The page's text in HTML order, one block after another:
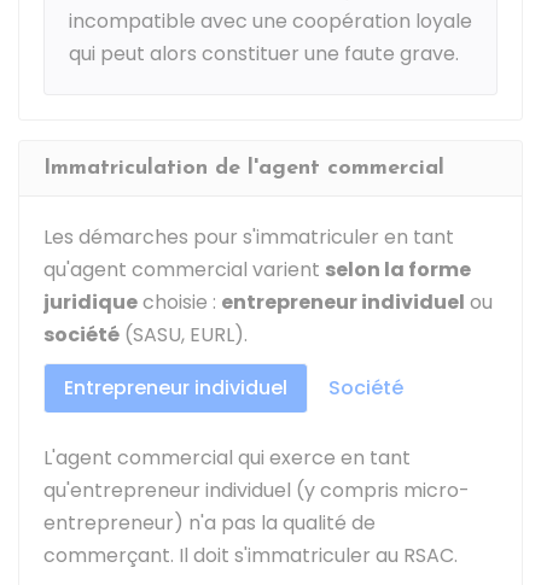
incompatible avec une coopération loyale
qui peut alors constituer une faute grave.
Immatriculation de l'agent commercial
Les démarches pour s'immatriculer en tant
qu'agent commercial varient selon la forme
juridiquechoisie : entrepreneur individuel ou
société (SASU, EURL).
Entrepreneur individuel
Société
L'agent commercial qui exerce en tant
qu'entrepreneur individuel (y compris micro-
entrepreneur) n'a pas la qualité de
commerçant. Il doit s'immatriculer au RSAC.